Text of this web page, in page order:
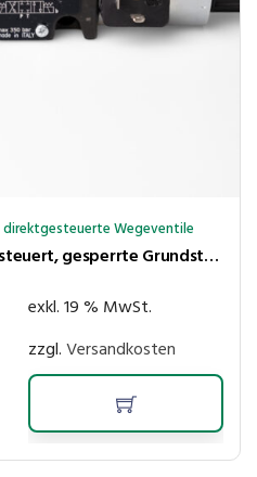
direktgesteuerte Wegeventile
4/3-Wegeventil, direktgesteuert, gesperrte Grundstellung, 12 VDC (NG06 / CETOP 3)
exkl. 19 % MwSt.
zzgl.Versandkosten